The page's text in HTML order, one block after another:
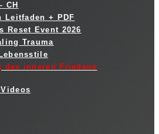
CH
Leitfaden + PDF
Reset Event 2026
Trauma
des inneren Friedens